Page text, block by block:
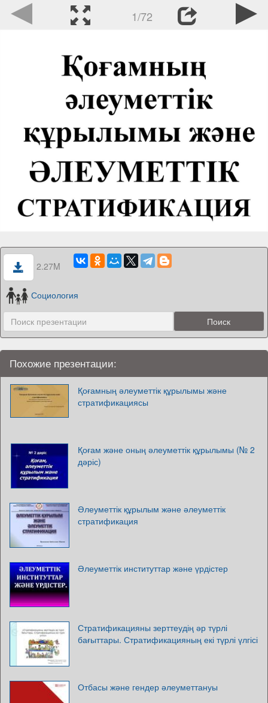
1/72
2.27M
Социология
Похожие презентации:
Қоғамның әлеуметтік құрылымы және
стратификациясы
Қоғам және оның әлеуметтік құрылымы (№ 2
дәріс)
Әлеуметтік құрылым және әлеуметтік
стратификация
Әлеуметтік институттар және үрдістер
Стратификацияны зерттеудің әр түрлі
бағыттары. Стратификацияның екі түрлі үлгісі
Отбасы және гендер әлеуметтануы